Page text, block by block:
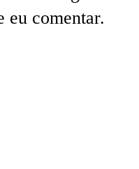
eu comentar.